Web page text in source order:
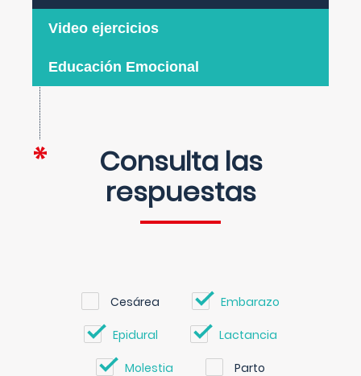
Video ejercicios
Educación Emocional
Consulta las
respuestas
Cesárea Embarazo
Epidural Lactancia
Molestia Parto